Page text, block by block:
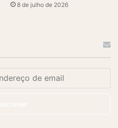
8 de julho de 2026